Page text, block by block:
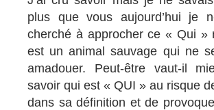
plus que vous aujourd’hui je
cherché à approcher ce « Qui »
est un animal sauvage qui ne
amadouer. Peut-être vaut-il
savoir qui est « QUI » au risque
dans sa définition et de